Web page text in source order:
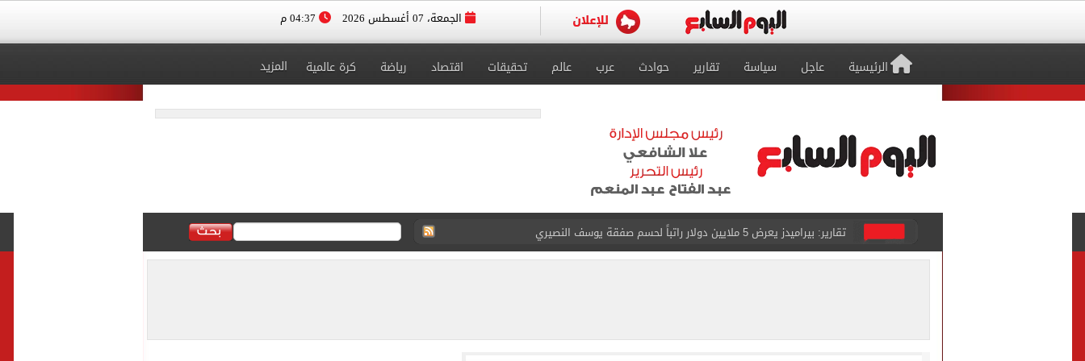
الجمعة، 07 أغسطس 2026
الرئيسية عاجل سياسة تقارير حوادث عرب عالم تحقيقات اقتصاد رياضة كرة عالمية المزيد
تقارير: بيراميدز يعرض 5 ملايين دولار راتباً لحسم صفقة يوسف النصيري
هل يتغير رقم الجلوس فى امتحانات الدور الثانى للثانوية العامة؟.. التعليم توضح
رابطة الأندية تكشف جدول مواعيد مباريات الدوري.. تعديل التوقيتات فى رمضان